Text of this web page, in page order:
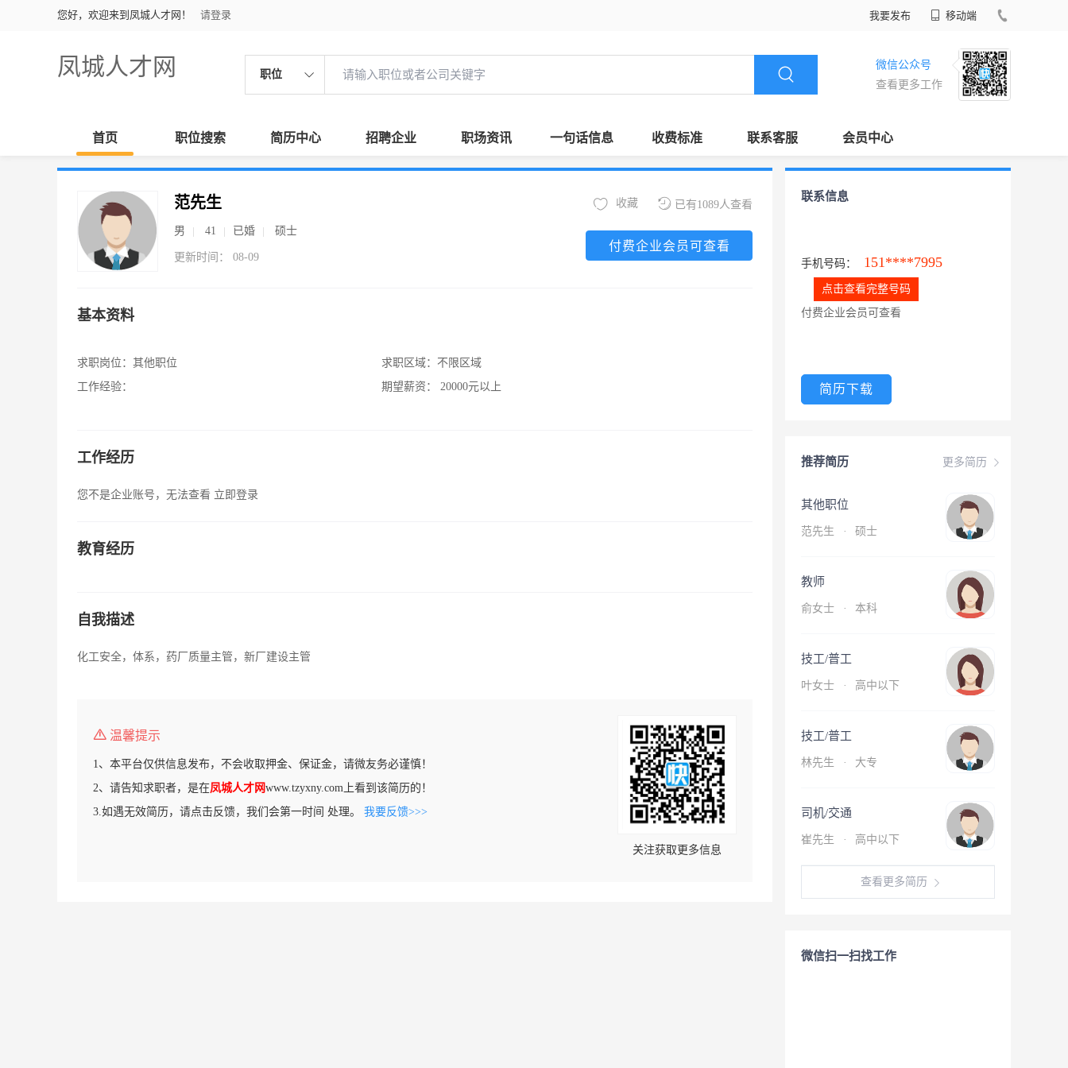
您好，欢迎来到凤城人才网！ 请登录 我要发布 移动端
凤城人才网 职位
微信公众号
查看更多工作
首页 职位搜索 简历中心 招聘企业 职场资讯 一句话信息 收费标准 联系客服 会员中心
范先生
男 41 已婚 硕士
更新时间： 08-09
已有1089人查看
收藏
付费企业会员可查看
基本资料
求职岗位： 其他职位
工作经验：
求职区域： 不限区域
期望薪资：
20000元以上
工作经历
您不是企业账号，无法查看 立即登录
教育经历
自我描述
化工安全，体系，药厂质量主管，新厂建设主管
温馨提示
1、本平台仅供信息发布，不会收取押金、保证金，请微友务必谨慎！
2、请告知求职者，是在凤城人才网www.tzyxny.com上看到该简历的！
3.如遇无效简历，请点击反馈，我们会第一时间 处理。 我要反馈>>>
关注获取更多信息
联系信息
手机号码： 151****7995
点击查看完整号码
付费企业会员可查看
简历下载
更多简历
推荐简历
其他职位
范先生 · 硕士
教师
俞女士 · 本科
技工/普工
叶女士 · 高中以下
技工/普工
林先生 · 大专
司机/交通
崔先生 · 高中以下
查看更多简历
微信扫一扫找工作